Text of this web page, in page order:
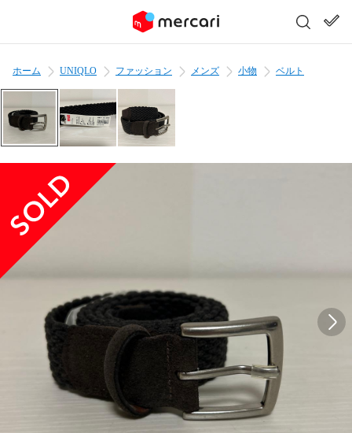
ホーム UNIQLO ファッション メンズ 小物 ベルト